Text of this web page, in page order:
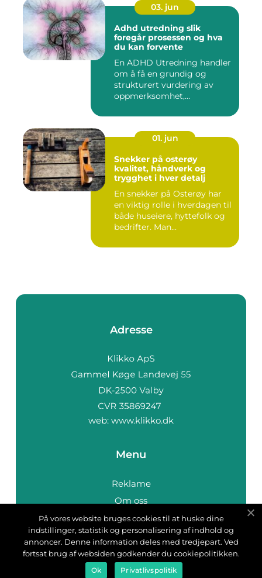
03. jun
Adhd utredning slik
foregår prosessen og hva
du kan forvente
En ADHD Utredning handler
om å få en grundig og
strukturert vurdering av
oppmerksomhet,
01. jun
Snekker på osterøy
kvalitet, håndverk og
trygghet i hver detalj
En snekker på Osterøy har
en viktig rolle i hverdagen til
både huseiere, hyttefolk og
bedrifter. Man...
Adresse
web: www.klikko.dk
Menu
Reklame
Om oss
Cookies
Kontakt Oss
Sitemap
På vores website bruges cookies til at huske dine
indstillinger, statistik og personalisering af indhold og
annoncer. Denne information deles med tredjepart. Ved
fortsat brug af websiden godkender du cookiepolitikken.
Ok Privatlivspolitik